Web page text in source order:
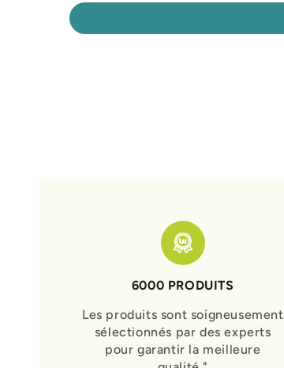
6000 PRODUITS
Les produits sont soigneusement
sélectionnés par des experts
pour garantir la meilleure